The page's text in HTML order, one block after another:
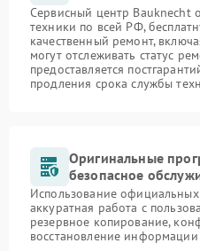
Сервисный центр Bauknecht
техники по всей РФ,
качественный ремонт,
могут отслеживать статус
предоставляется
продления срока службы
Оригинальные
безопасное
Использование
аккуратная работа с
резервное копирование,
восстановление